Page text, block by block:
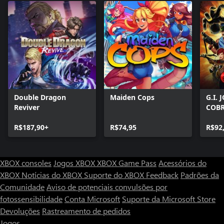
Double Dragon
Reviver
R$187,90+
Maiden Cops
R$74,95
G.I.
XBOX consoles Jogos XBOXXBOX Game Pass Acessórios do
XBOX Notícias do XBOX Suporte do XBOX Feedback Padrões da
ComunidadeAviso de potenciais convulsões por
fotossensibilidadeConta Microsoft Suporte da Microsoft Store
Devoluções Rastreamento de pedidos